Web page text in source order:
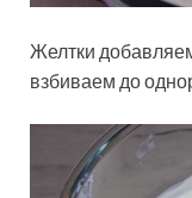
Желтки
взбиваем до